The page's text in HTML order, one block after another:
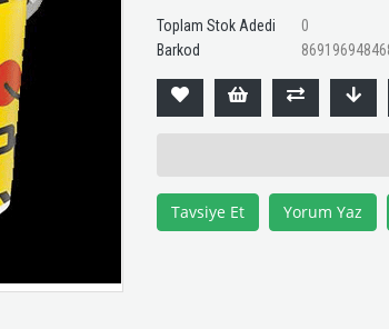
Toplam Stok Adedi
0
Barkod
Tavsiye Et Yorum Yaz